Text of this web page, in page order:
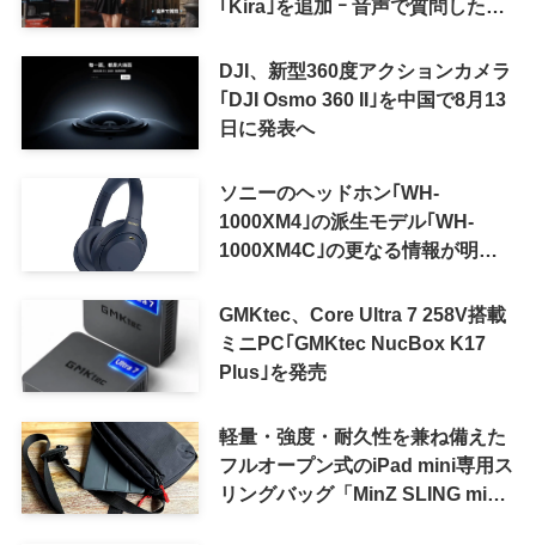
｢Kira｣を追加 ｰ 音声で質問した
可能に
DJI、新型360度アクションカメラ
｢DJI Osmo 360 II｣を中国で8月13
日に発表へ
ソニーのヘッドホン｢WH-
1000XM4｣の派生モデル｢WH-
1000XM4C｣の更なる情報が明ら
GMKtec、Core Ultra 7 258V搭載
ミニPC｢GMKtec NucBox K17
Plus｣を発売
軽量・強度・耐久性を兼ね備えた
フルオープン式のiPad mini専用ス
リングバッグ「MinZ SLING mini